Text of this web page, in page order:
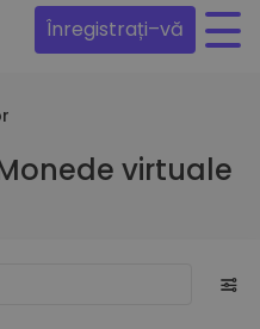
Înregistrați–vă
virtuale